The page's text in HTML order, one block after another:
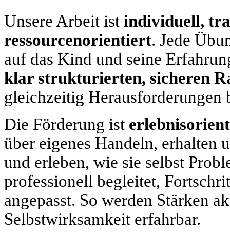
Unsere Arbeit ist individuell,
ressourcenorientiert. Jede
auf das Kind und seine
klar strukturierten, sicheren
gleichzeitig Herausforderungen
Die Förderung ist
über eigenes Handeln, erhalten
und erleben, wie sie selbst
professionell begleitet,
angepasst. So werden Stärken
Selbstwirksamkeit erfahrbar.